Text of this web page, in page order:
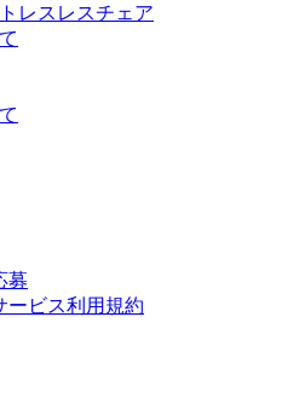
レスレスチェア
募
ービス利用規約